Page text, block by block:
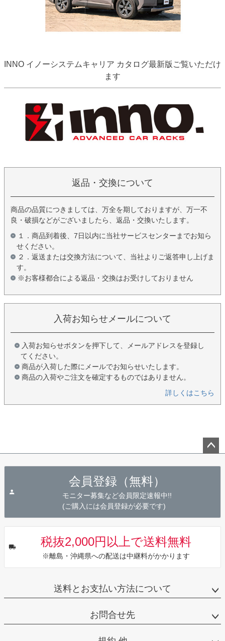
INNO イノーシステムキャリア カタログ最新版ご覧いただけ
ます
返品・交換について
商品の品質につきましては、万全を期しておりますが、万一不
良・破損などがございましたら、返品・交換いたします。
１．商品到着後、7日以内に当社サービスセンターまでお知ら
せください。
２．返送または交換方法について、当社よりご返答申し上げま
す。
※お客様都合による返品・交換はお受けしておりません
入荷お知らせメールについて
入荷お知らせボタンを押下して、メールアドレスを登録し
てください。
商品が入荷した際にメールでお知らせいたします。
商品の入荷やご注文を確定するものではありません。
詳しくはこちら
会員登録（無料）
モニター募集など会員限定速報中!!
(ご購入には会員登録が必要です)
税抜2,000円以上で送料無料
※離島・沖縄県への配送は中継料がかかります
送料とお支払い方法について
お問合せ先